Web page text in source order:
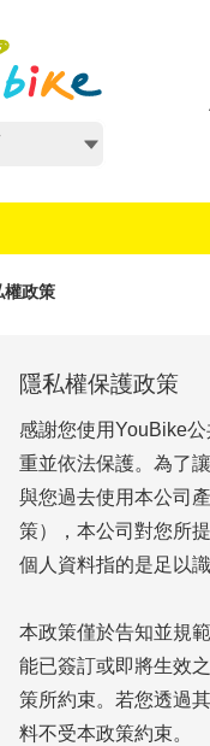
權政策
隱私權保護政策
感謝您使用YouBike
重並依法保護。為了
與您過去使用本公司
策），本公司對您所
個人資料指的是足以
本政策僅於告知並規
能已簽訂或即將生效
策所約束。若您透過
料不受本政策約束。